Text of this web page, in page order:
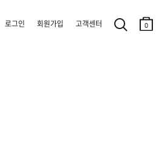
로그인 회원가입 고객센터 0